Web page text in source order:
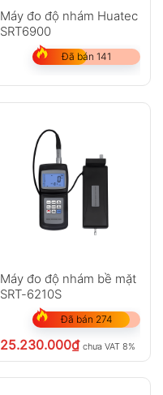
Máy đo độ nhám Huatec
SRT6900
Đã bán 141
Máy đo độ nhám bề mặt
SRT-6210S
Đã bán 274
25.230.000₫ chưa VAT 8%